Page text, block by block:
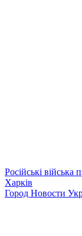
Російські
Харків
Город Новости